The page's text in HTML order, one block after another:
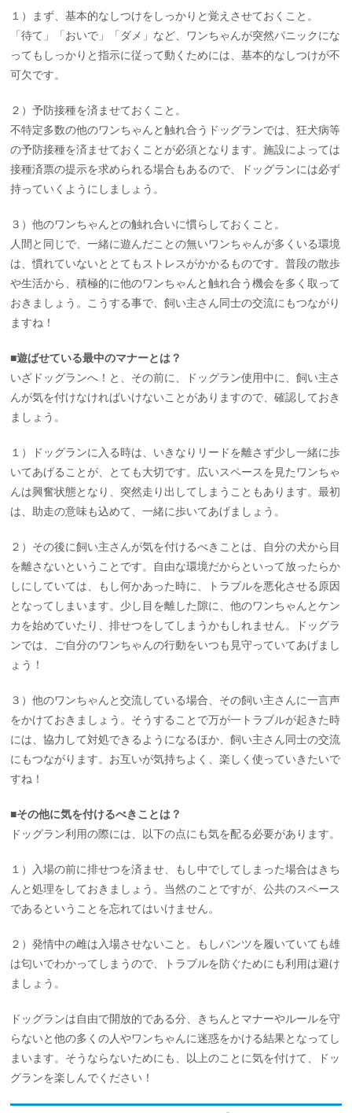
１）まず、基本的なしつけをしっかりと覚えさせておくこと。
「待て」「おいで」「ダメ」など、ワンちゃんが突然パニックにな
ってもしっかりと指示に従って動くためには、基本的なしつけが不
可欠です。
２）予防接種を済ませておくこと。
不特定多数の他のワンちゃんと触れ合うドッグランでは、狂犬病等
の予防接種を済ませておくことが必須となります。施設によっては
接種済票の提示を求められる場合もあるので、ドッグランには必ず
持っていくようにしましょう。
３）他のワンちゃんとの触れ合いに慣らしておくこと。
人間と同じで、一緒に遊んだことの無いワンちゃんが多くいる環境
は、慣れていないととてもストレスがかかるものです。普段の散歩
や生活から、積極的に他のワンちゃんと触れ合う機会を多く取って
おきましょう。こうする事で、飼い主さん同士の交流にもつながり
ますね！
■遊ばせている最中のマナーとは？
いざドッグランへ！と、その前に、ドッグラン使用中に、飼い主さ
んが気を付けなければいけないことがありますので、確認しておき
ましょう。
１）ドッグランに入る時は、いきなりリードを離さず少し一緒に歩
いてあげることが、とても大切です。広いスペースを見たワンちゃ
んは興奮状態となり、突然走り出してしまうこともあります。最初
は、助走の意味も込めて、一緒に歩いてあげましょう。
２）その後に飼い主さんが気を付けるべきことは、自分の犬から目
を離さないということです。自由な環境だからといって放ったらか
しにしていては、もし何かあった時に、トラブルを悪化させる原因
となってしまいます。少し目を離した隙に、他のワンちゃんとケン
カを始めていたり、排せつをしてしまうかもしれません。ドッグラ
ンでは、ご自分のワンちゃんの行動をいつも見守っていてあげまし
ょう！
３）他のワンちゃんと交流している場合、その飼い主さんに一言声
をかけておきましょう。そうすることで万が一トラブルが起きた時
には、協力して対処できるようになるほか、飼い主さん同士の交流
にもつながります。お互いが気持ちよく、楽しく使っていきたいで
すね！
■その他に気を付けるべきことは？
ドッグラン利用の際には、以下の点にも気を配る必要があります。
１）入場の前に排せつを済ませ、もし中でしてしまった場合はきち
んと処理をしておきましょう。当然のことですが、公共のスペース
であるということを忘れてはいけません。
２）発情中の雌は入場させないこと。もしパンツを履いていても雄
は匂いでわかってしまうので、トラブルを防ぐためにも利用は避け
ましょう。
ドッグランは自由で開放的である分、きちんとマナーやルールを守
らないと他の多くの人やワンちゃんに迷惑をかける結果となってし
まいます。そうならないためにも、以上のことに気を付けて、ドッ
グランを楽しんでください！